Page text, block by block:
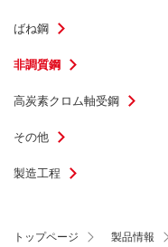
ばね鋼
非調質鋼
高炭素クロム軸受鋼
その他
製造工程
トップページ 製品情報